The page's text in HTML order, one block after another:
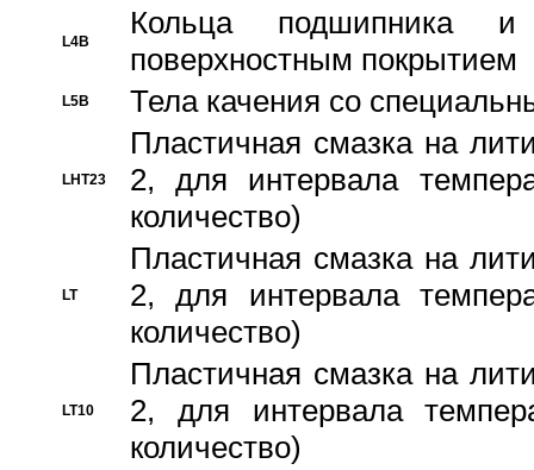
L4B
Кольца подшипника
поверхностным покрытием
L5B Тела качения со
LHT23
Пластичная смазка на
2, для интервала
количество)
LT
Пластичная смазка на
2, для интервала
количество)
LT10
Пластичная смазка на
2, для интервала
количество)